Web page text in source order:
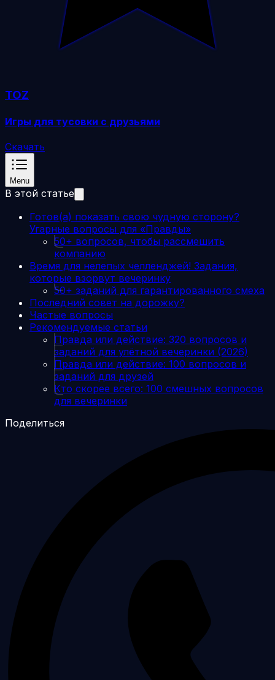
TOZ
Игры для тусовки с друзьями
Скачать
Menu
В этой статье
Готов(а) показать свою чудную сторону?
Угарные вопросы для «Правды»
50+ вопросов, чтобы рассмешить
компанию
Время для нелепых челленджей! Задания,
которые взорвут вечеринку
50+ заданий для гарантированного смеха
Последний совет на дорожку?
Частые вопросы
Рекомендуемые статьи
Правда или действие: 320 вопросов и
заданий для улётной вечеринки (2026)
Правда или действие: 100 вопросов и
заданий для друзей
Кто скорее всего: 100 смешных вопросов
для вечеринки
Поделиться